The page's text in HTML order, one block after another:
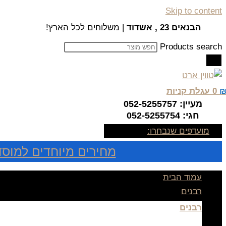
Skip to content
הבנאים 23 , אשדוד
| משלוחים לכל הארץ!
Products search
0 עגלת קניות
מעיין: 052-5255757
חגי: 052-5255754
מועדפים שנבחרו:
מחירים מיוחדים
עמוד הבית
רבנים
רבנים